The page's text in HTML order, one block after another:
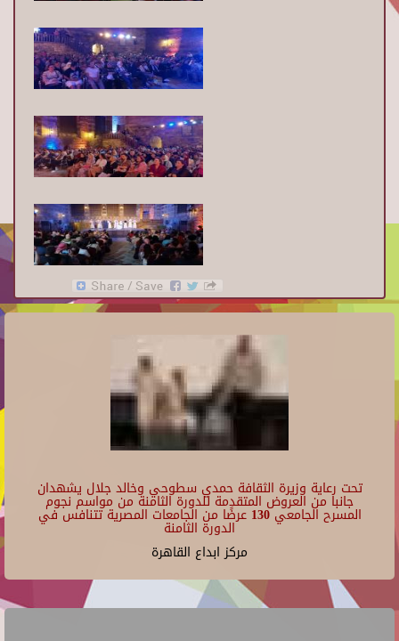
تحت رعاية وزيرة الثقافة حمدي سطوحي وخالد جلال يشهدان
جانبا من العروض المتقدمة للدورة الثامنة من مواسم نجوم
المسرح الجامعي 130 عرضًا من الجامعات المصرية تتنافس في
الدورة الثامنة
مركز ابداع القاهرة